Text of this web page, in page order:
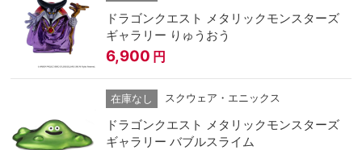
ドラゴンクエスト メタリックモンスターズ
ギャラリー りゅうおう
6,900 円
在庫なし スクウェア・エニックス
ドラゴンクエスト メタリックモンスターズ
ギャラリー バブルスライム